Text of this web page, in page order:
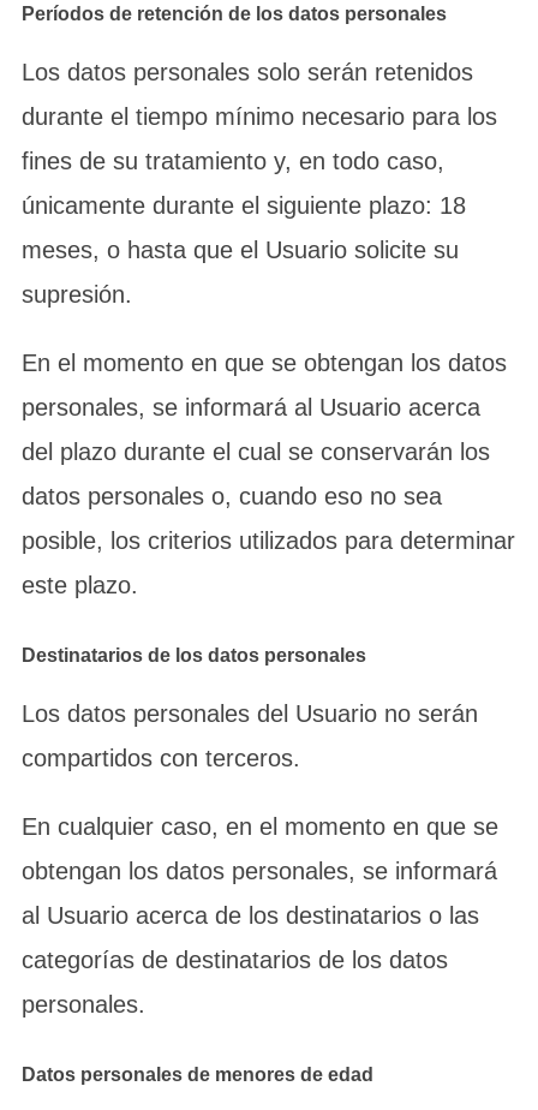
Períodos de retención de los datos personales
Los datos personales solo serán retenidos
durante el tiempo mínimo necesario para los
fines de su tratamiento y, en todo caso,
únicamente durante el siguiente plazo: 18
meses, o hasta que el Usuario solicite su
supresión.
En el momento en que se obtengan los datos
personales, se informará al Usuario acerca
del plazo durante el cual se conservarán los
datos personales o, cuando eso no sea
posible, los criterios utilizados para determinar
este plazo.
Destinatarios de los datos personales
Los datos personales del Usuario no serán
compartidos con terceros.
En cualquier caso, en el momento en que se
obtengan los datos personales, se informará
al Usuario acerca de los destinatarios o las
categorías de destinatarios de los datos
personales.
Datos personales de menores de edad